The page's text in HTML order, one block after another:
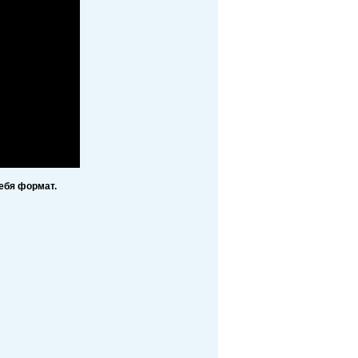
формат.